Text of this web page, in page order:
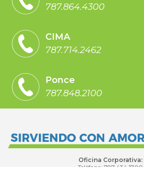
787.864.4300
CIMA
787.714.2462
Ponce
787.848.2100
Oficina Corporativa:
Teléfono: 787.434.1700